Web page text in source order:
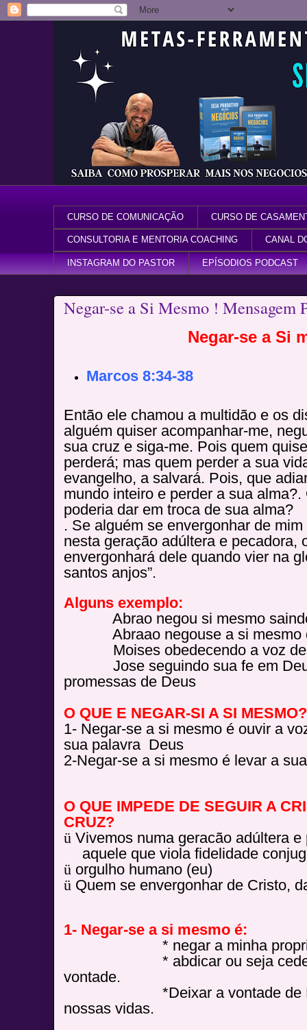
CURSO DE COMUNICAÇÃO CURSO DE
CONSULTORIA E MENTORIA COACHING CANAL
INSTAGRAM DO PASTOR EPÍSODIOS PODCAST
Negar-se a Si Mesmo ! Mensagem
Negar-se a Si
Marcos 8:34-38
Então ele chamou a multidão e os
alguém quiser acompanhar-me,
sua cruz e siga-me. Pois quem
perderá; mas quem perder a sua
evangelho, a salvará. Pois, que
mundo inteiro e perder a sua alma?.
poderia dar em troca de sua alma?
. Se alguém se envergonhar de
nesta geração adúltera e pecadora,
envergonhará dele quando vier na
santos anjos”.
Alguns exemplo:
Abrao negou si mesmo saindo
Abraao negouse a si mesmo
Moises obedecendo a voz de
Jose seguindo sua fe em
promessas de Deus
O QUE E NEGAR-SI A SI MESMO?
1- Negar-se a si mesmo é ouvir a
sua palavra Deus
2-Negar-se a si mesmo é levar a
O QUE IMPEDE DE SEGUIR A
CRUZ?
ü Vivemos numa geracão adúltera
aquele que viola fidelidade
ü orgulho humano (eu)
ü Quem se envergonhar de Cristo,
1- Negar-se a si mesmo é:
* negar a minha propria
* abdicar ou seja ceder,
vontade.
*Deixar a vontade de
nossas vidas.